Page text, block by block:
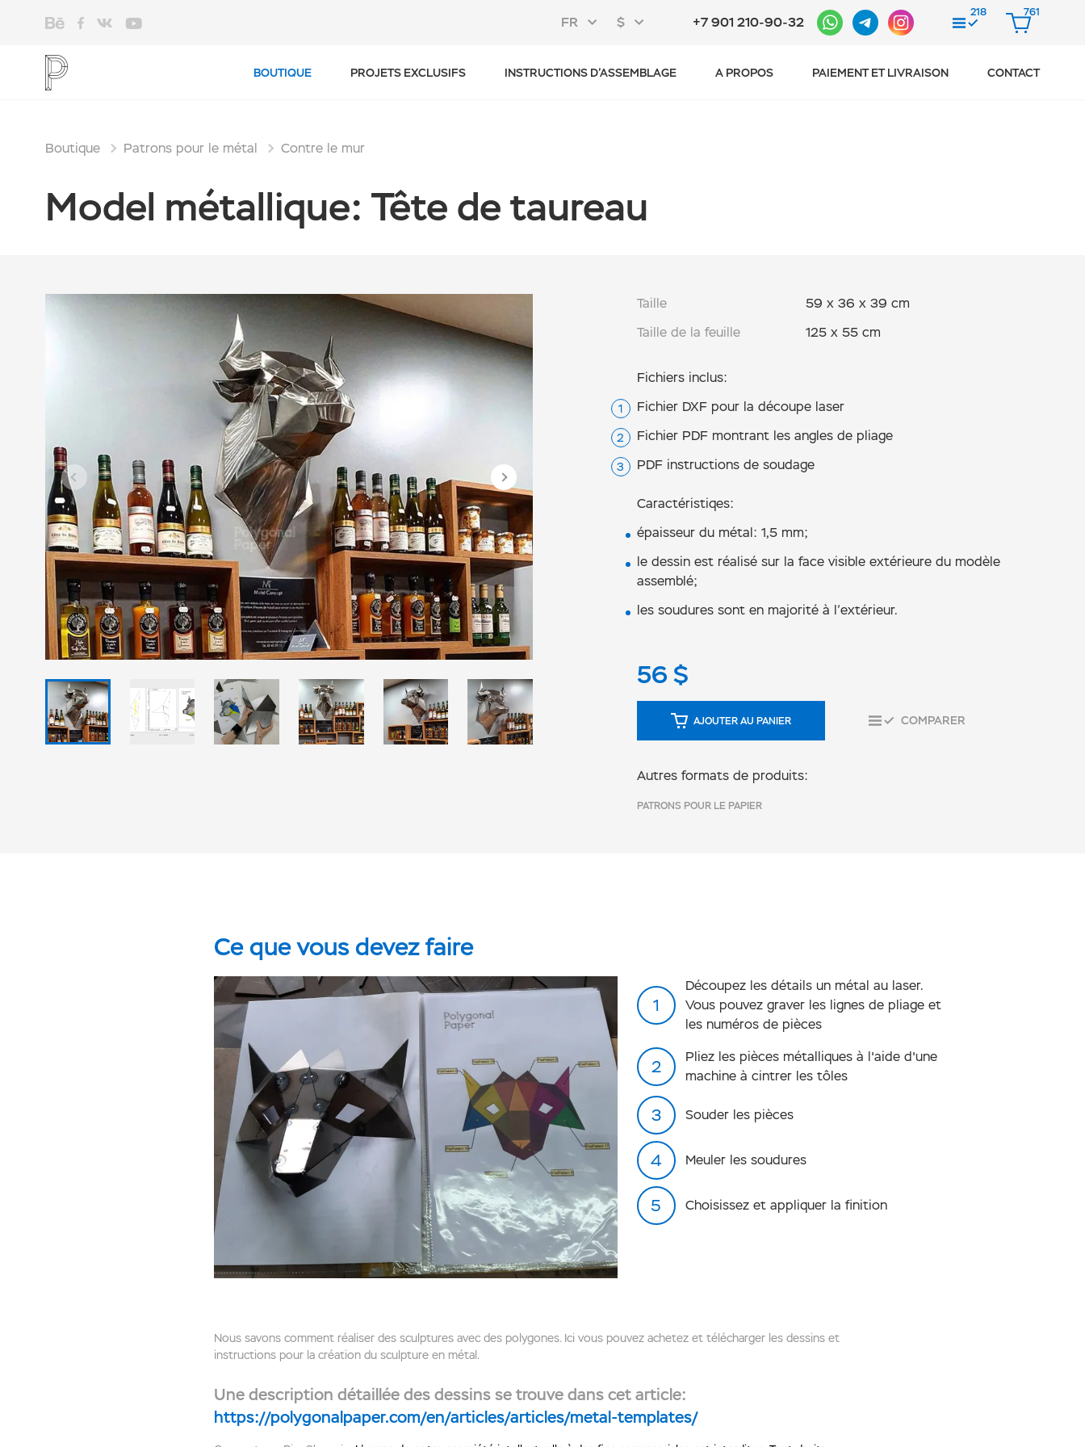
FR $ +7 901 210-90-32
218
COMPAREZ
761
PANIER
BOUTIQUE PROJETS EXCLUSIFS INSTRUCTIONS D’ASSEMBLAGE A PROPOS PAIEMENT ET LIVRAISON CONTACT
Boutique Patrons pour le métal Contre le mur
Model métallique: Tête de taureau
Taille
59 x 36 x 39 cm
Taille de la feuille
125 x 55 cm
Fichiers inclus:
Fichier DXF pour la découpe laser
Fichier PDF montrant les angles de pliage
PDF instructions de soudage
Caractéristiqes:
épaisseur du métal: 1,5 mm;
le dessin est réalisé sur la face visible extérieure du modèle
assemblé;
les soudures sont en majorité à l’extérieur.
56 $
AJOUTER AU PANIER COMPARER
Autres formats de produits:
PATRONS POUR LE PAPIER
Ce que vous devez faire
Découpez les détails un métal au laser.
Vous pouvez graver les lignes de pliage et
les numéros de pièces
Pliez les pièces métalliques à l'aide d'une
machine à cintrer les tôles
Souder les pièces
Meuler les soudures
Choisissez et appliquer la finition
Nous savons comment réaliser des sculptures avec des polygones. Ici vous pouvez achetez et télécharger les dessins et
instructions pour la création du sculpture en métal.
Une description détaillée des dessins se trouve dans cet article:
https://polygonalpaper.com/en/articles/articles/metal-templates/